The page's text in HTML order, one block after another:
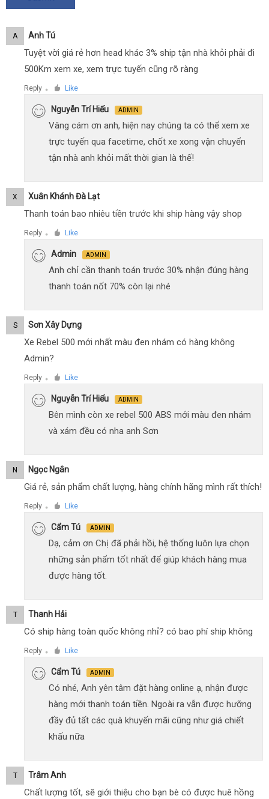
A Anh Tú
Tuyệt vời giá rẻ hơn head khác 3% ship tận nhà khỏi phải đi
500Km xem xe, xem trực tuyến cũng rõ ràng
Reply ● Like
Nguyễn Trí Hiếu ADMIN
Vâng cám ơn anh, hiện nay chúng ta có thể xem xe
trực tuyến qua facetime, chốt xe xong vận chuyển
tận nhà anh khỏi mất thời gian là thế!
X Xuân Khánh Đà Lạt
Thanh toán bao nhiêu tiền trước khi ship hàng vậy shop
Reply ● Like
Admin ADMIN
Anh chỉ cần thanh toán trước 30% nhận đúng hàng
thanh toán nốt 70% còn lại nhé
S Sơn Xây Dựng
Xe Rebel 500 mới nhất màu đen nhám có hàng không
Admin?
Reply ● Like
Nguyễn Trí Hiếu ADMIN
Bên mình còn xe rebel 500 ABS mới màu đen nhám
và xám đều có nha anh Sơn
N Ngọc Ngân
Giá rẻ, sản phẩm chất lượng, hàng chính hãng mình rất thích!
Reply ● Like
Cẩm Tú ADMIN
Dạ, cảm ơn Chị đã phải hồi, hệ thống luôn lựa chọn
những sản phẩm tốt nhất để giúp khách hàng mua
được hàng tốt.
T Thanh Hải
Có ship hàng toàn quốc không nhỉ? có bao phí ship không
Reply ● Like
Cẩm Tú ADMIN
Có nhé, Anh yên tâm đặt hàng online ạ, nhận được
hàng mới thanh toán tiền. Ngoài ra vẫn được hưỡng
đầy đủ tất các quà khuyến mãi cũng như giá chiết
khấu nữa
T Trâm Anh
Chất lượng tốt, sẽ giới thiệu cho bạn bè có được huê hồng